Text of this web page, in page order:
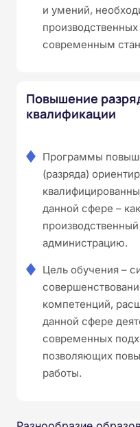
и умений,
производственных
современным
Повышение
квалификации
Программы
(разряда)
данной сфере –
администрацию.
Цель обучения –
компетенций,
данной сфере
современных
позволяющих
работы.